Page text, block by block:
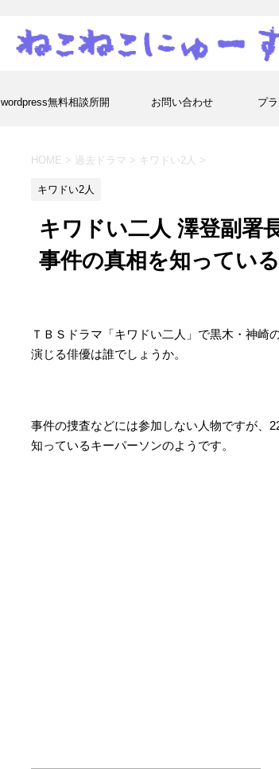
wordpress無料相談所開
ます！
お問い合わせ プ
HOME > 過去ドラマ > キワドい2人 >
キワドい2人
キワドい二人 澤登副署
事件の真相を知ってい
ＴＢＳドラマ「キワドい二人」で黒木・神崎
演じる俳優は誰でしょうか。
事件の捜査などには参加しない人物ですが、
知っているキーパーソンのようです。